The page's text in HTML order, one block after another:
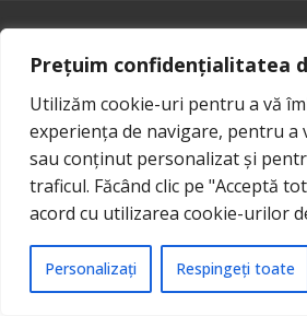
Prețuim confidențialitatea
Utilizăm cookie-uri pentru a vă
experiența de navigare, pentru a
sau conținut personalizat și
traficul. Făcând clic pe "Acceptă
acord cu utilizarea cookie-urilor
Personalizați Respingeți toate
Sample text. Click to select the